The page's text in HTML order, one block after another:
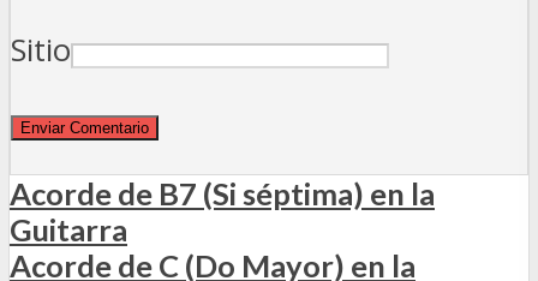
Sitio
Acorde de B7 (Si séptima) en la
Guitarra
Acorde de C (Do Mayor) en la